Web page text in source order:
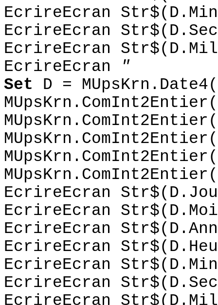
EcrireEcran
EcrireEcran
EcrireEcran
EcrireEcran
"
Set D =
EcrireEcran
EcrireEcran
EcrireEcran
EcrireEcran
EcrireEcran
EcrireEcran
EcrireEcran